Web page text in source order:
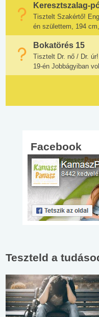
Keresztszalag-
Tisztelt Szakértő!
én születtem, 194 cm,
Bokatörés 15
Tisztelt Dr. nő / Dr.
19-én Jobbágyiban
Facebook
Teszteld a